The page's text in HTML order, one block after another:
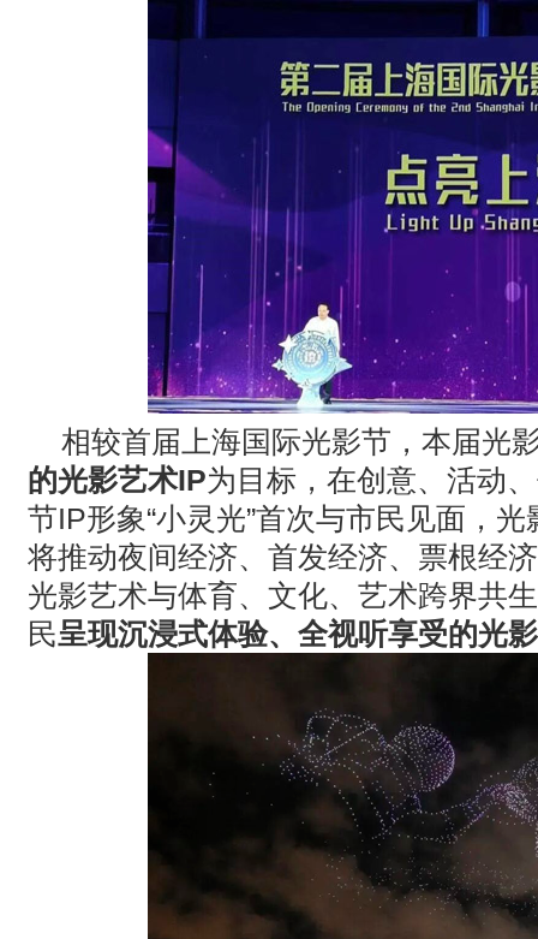
相较首届上海国际光影节，本届光
的光影艺术IP为目标，在创意、活动
节IP形象“小灵光”首次与市民见面，
将推动夜间经济、首发经济、票根经
光影艺术与体育、文化、艺术跨界共
民呈现沉浸式体验、全视听享受的光